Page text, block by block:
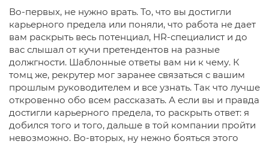
Во-первых, не нужно врать. То, что вы достигли
карьерного предела или поняли, что работа не дает
вам раскрыть весь потенциал, HR-специалист и до
вас слышал от кучи претендентов на разные
должгности. Шаблонные ответы вам ни к чему. К
томц же, рекрутер мог заранее связаться с вашим
прошлым руководителем и все узнать. Так что лучше
откровенно обо всем рассказать. А если вы и правда
достигли карьерного предела, то раскрыть ответ: я
добился того и того, дальше в той компании пройти
невозможно. Во-вторых, ну нежно бояться этого